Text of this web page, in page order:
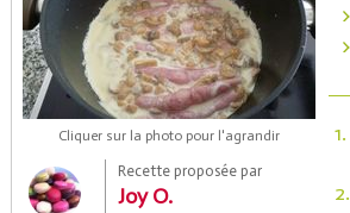
Cliquer sur la photo pour l'agrandir
Recette proposée par
Joy O.
1.
2.